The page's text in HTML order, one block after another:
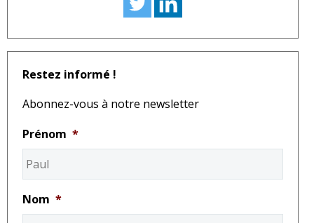
Restez informé !
Abonnez-vous à notre newsletter
Prénom *
Nom *